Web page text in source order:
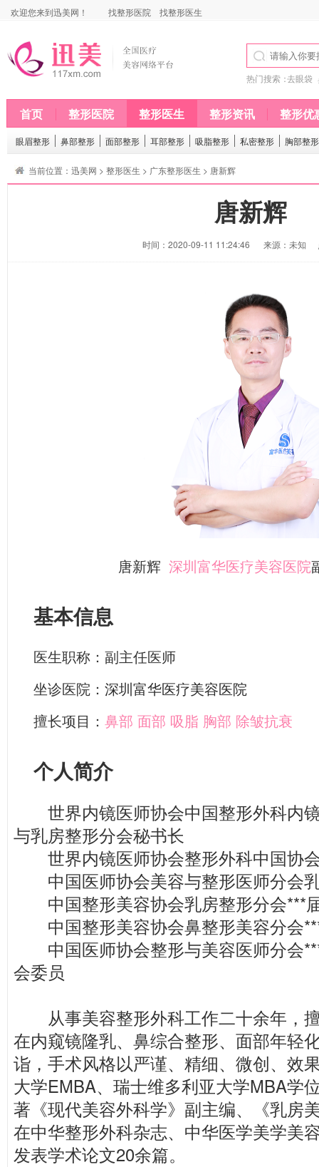
欢迎您来到迅美网！ 找整形医院 找整形医生
热门搜索：去眼袋
首页 整形医院 整形医生 整形资讯 整形优
眼眉整形 鼻部整形 面部整形 耳部整形 吸脂整形 私密整形 胸部整形
当前位置： 迅美网 > 整形医生 > 广东整形医生 > 唐新辉
唐新辉
时间：2020-09-11 11:24:46 来源：未知
唐新辉 深圳富华医疗美容医院
基本信息
医生职称：副主任医师
坐诊医院： 深圳富华医疗美容医院
擅长项目： 鼻部 面部 吸脂 胸部 除皱抗衰
个人简介
世界内镜医师协会中国整形外科内
与乳房整形分会秘书长
世界内镜医师协会整形外科中国协
中国医师协会美容与整形医师分会
中国整形美容协会乳房整形分会***
中国整形美容协会鼻整形美容分会
中国医师协会整形与美容医师分会
会委员
从事美容整形外科工作二十余年，
在内窥镜隆乳、鼻综合整形、面部年轻
诣，手术风格以严谨、精细、微创、效
大学EMBA、瑞士维多利亚大学MBA学
著《现代美容外科学》副主编、《乳房
在中华整形外科杂志、中华医学美学美
发表学术论文20余篇。